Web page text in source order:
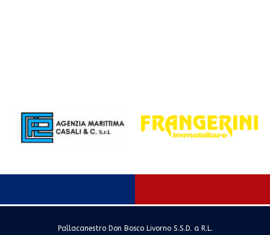
Pallacanestro Don Bosco Livorno S.S.D. a R.L.